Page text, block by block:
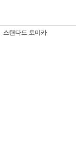
스탠다드 토미카